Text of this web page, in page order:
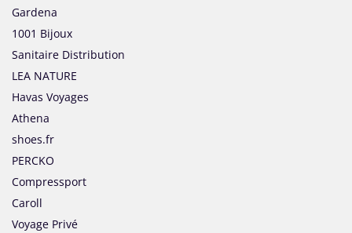
Gardena
1001 Bijoux
Sanitaire Distribution
LEA NATURE
Havas Voyages
Athena
shoes.fr
PERCKO
Compressport
Caroll
Voyage Privé